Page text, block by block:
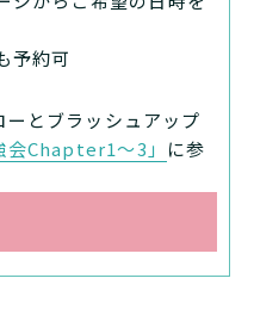
予約可
とブラッシュアップ
会Chapter1〜3」 に参